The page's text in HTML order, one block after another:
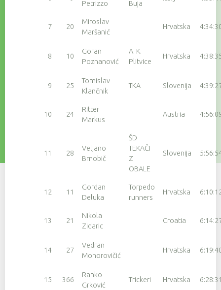
Petrizzo Buja
7 20
Miroslav
Maršanić
Hrvatska
8 10
Goran
Poznanović
A. K.
Plitvice
Hrvatska
9 25
Tomislav
Klančnik
TKA Slovenija
10 24
Ritter
Markus
Austria
11 28
Veljano
Brnobič
ŠD
TEKAČI
Z
OBALE
Slovenija
12 11
Gordan
Deluka
Torpedo
runners
Hrvatska
13 21
Nikola
Zidaric
Croatia
14 27
Vedran
Mohorovičić
Hrvatska
15 366
Ranko
Grković
Trickeri Hrvatska